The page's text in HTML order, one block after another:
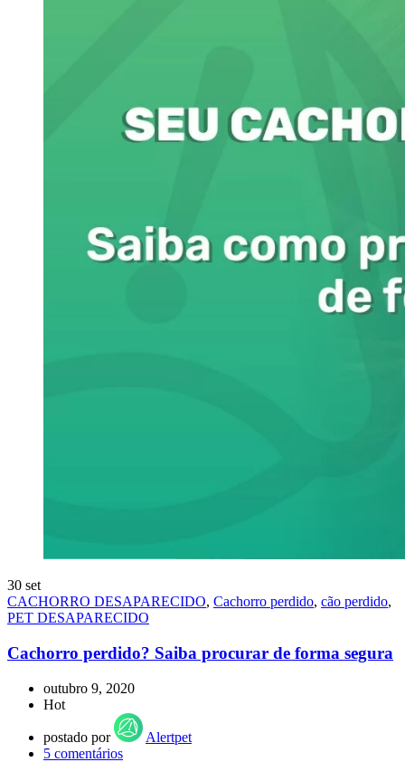
30 set
CACHORRO DESAPARECIDO, Cachorro perdido, cão perdido,
PET DESAPARECIDO
Cachorro perdido? Saiba procurar de forma segura
outubro 9, 2020
Hot
postado por
Alertpet
5 comentários